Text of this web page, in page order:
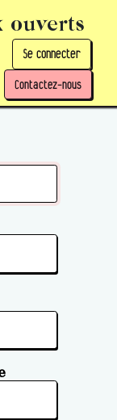
ouverts
Se connecter
Contactez-nous